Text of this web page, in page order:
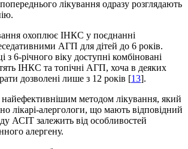
лікування одразу розглядають
охоплює ІНКС у поєднанні
АГП для дітей до 6 років.
з 6-річного віку доступні комбіновані
ІНКС та топічні АГП, хоча в деяких
дозволені лише з 12 років [13].
методом лікування, який
лікарі-алергологи, що мають відповідний
АСІТ залежить від особливостей
алергену.